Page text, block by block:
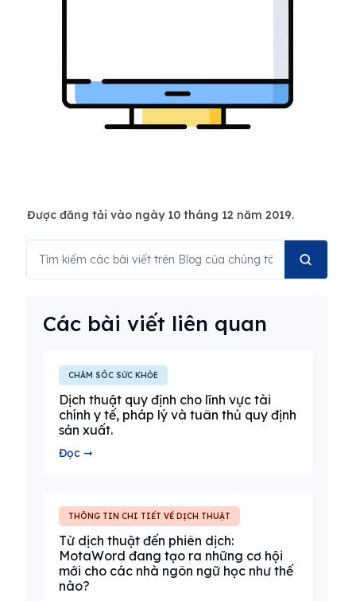
Được đăng tải vào ngày 10 tháng 12 năm 2019.
Các bài viết liên quan
CHĂM SÓC SỨC KHỎE
Dịch thuật quy định cho lĩnh vực tài
chính y tế, pháp lý và tuân thủ quy định
sản xuất.
Đọc ➞
THÔNG TIN CHI TIẾT VỀ DỊCH THUẬT
Từ dịch thuật đến phiên dịch:
MotaWord đang tạo ra những cơ hội
mới cho các nhà ngôn ngữ học như thế
nào?